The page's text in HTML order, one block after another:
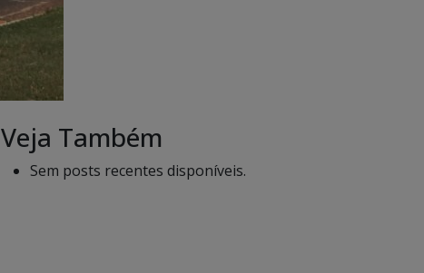
Veja Também
Sem posts recentes disponíveis.